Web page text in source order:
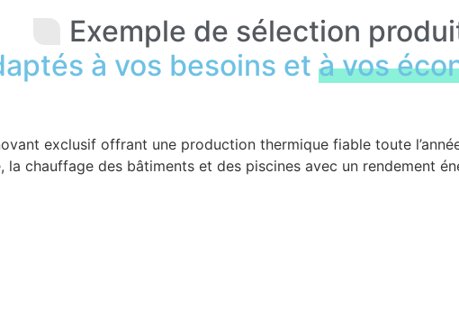
Exemple de sélection
à vos besoins et à vos
exclusif offrant une production thermique fiable toute
la chauffage des bâtiments et des piscines avec un rendement